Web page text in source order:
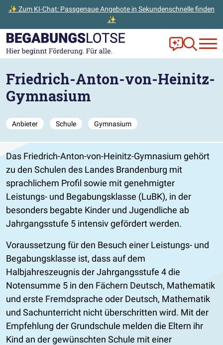
✨ Zum KI-Chat: Passgenaue Angebote in Sekundenschnelle finden
✨
Zum Hauptinhalt der Seite springen
Zur Startseite gehen Frag Ella!
Zur
Friedrich-Anton-von-Heinitz-
Gymnasium
Anbieter Schule Gymnasium
Das Friedrich-Anton-von-Heinitz-Gymnasium gehört
zu den Schulen des Landes Brandenburg mit
sprachlichem Profil sowie mit genehmigter
Leistungs- und Begabungsklasse (LuBK), in der
besonders begabte Kinder und Jugendliche ab
Jahrgangsstufe 5 intensiv gefördert werden.
Voraussetzung für den Besuch einer Leistungs- und
Begabungsklasse ist, dass auf dem
Halbjahreszeugnis der Jahrgangsstufe 4 die
Notensumme 5 in den Fächern Deutsch, Mathematik
und erste Fremdsprache oder Deutsch, Mathematik
und Sachunterricht nicht überschritten wird. Mit der
Empfehlung der Grundschule melden die Eltern ihr
Kind an der gewünschten Schule mit einer